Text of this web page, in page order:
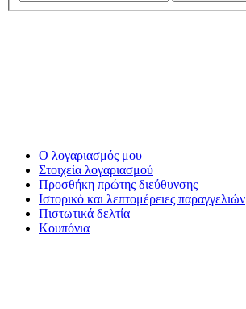
Ο λογαριασμός μου
Στοιχεία λογαριασμού
Προσθήκη πρώτης διεύθυνσης
Ιστορικό και λεπτομέρειες παραγγελιών
Πιστωτικά δελτία
Κουπόνια